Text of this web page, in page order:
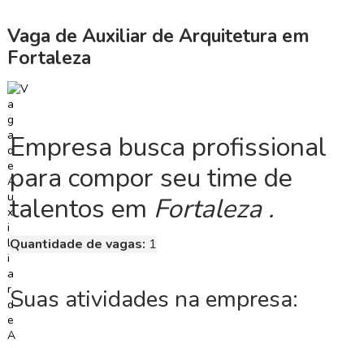
a
g
a
s
H
o
j
e
C
o
u
r
Vaga de Auxiliar de Arquitetura em
Fortaleza
Empresa busca profissional
para compor seu time de
talentos em Fortaleza .
Quantidade de vagas: 1
Suas atividades na empresa: